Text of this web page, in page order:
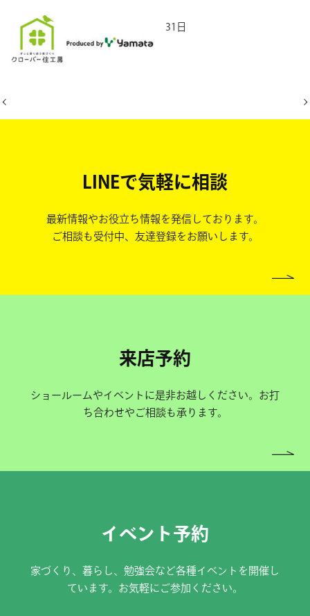
2025年5月31日
LINEで気軽に相談
最新情報やお役立ち情報を発信しております。
ご相談も受付中、友達登録をお願いします。
来店予約
ショールームやイベントに是非お越しください。お打
ち合わせやご相談も承ります。
イベント予約
家づくり、暮らし、勉強会など各種イベントを開催し
ています。お気軽にご参加ください。